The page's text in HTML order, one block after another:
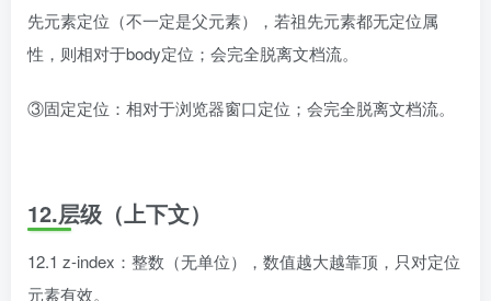
先元素定位（不一定是父元素），若祖先元素都无定位属
性，则相对于body定位；会完全脱离文档流。
③固定定位：相对于浏览器窗口定位；会完全脱离文档流。
12.层级（上下文）
12.1 z-index：整数（无单位），数值越大越靠顶，只对定位
元素有效。